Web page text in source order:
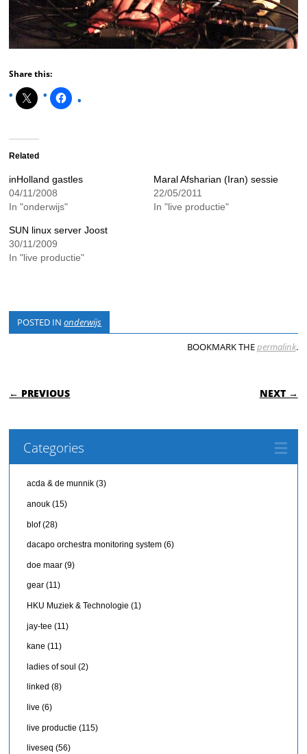
Share this:
Related
inHolland gastles
04/11/2008
In "onderwijs"
Maral Afsharian (Iran) sessie
22/05/2011
In "live productie"
SUN linux server Joost
30/11/2009
In "live productie"
POSTED INonderwijs
BOOKMARK THEpermalink.
POST NAVIGATION
← PREVIOUS NEXT →
Categories
acda & de munnik (3)
anouk (15)
blof(28)
dacapo orchestra monitoring system (6)
doe maar (9)
gear (11)
HKU Muziek & Technologie (1)
jay-tee (11)
kane (11)
ladies of soul (2)
linked (8)
live (6)
live productie (115)
liveseq (56)